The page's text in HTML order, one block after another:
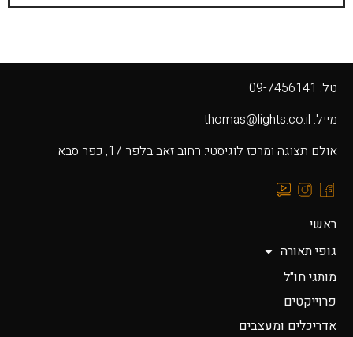
טל: 09-7456141
מייל: thomas@lights.co.il‬
אולם תצוגה ומרכז לוגיסטי: רחוב זאב בלפר 17, כפר סבא
ראשי
גופי תאורה
מותגי חו"ל
פרוייקטים
אדריכלים ומעצבים